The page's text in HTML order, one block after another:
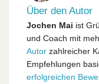
Über den Autor
Jochen Mai ist
und Coach mit
Autor zahlreicher
Empfehlungen
erfolgreichen